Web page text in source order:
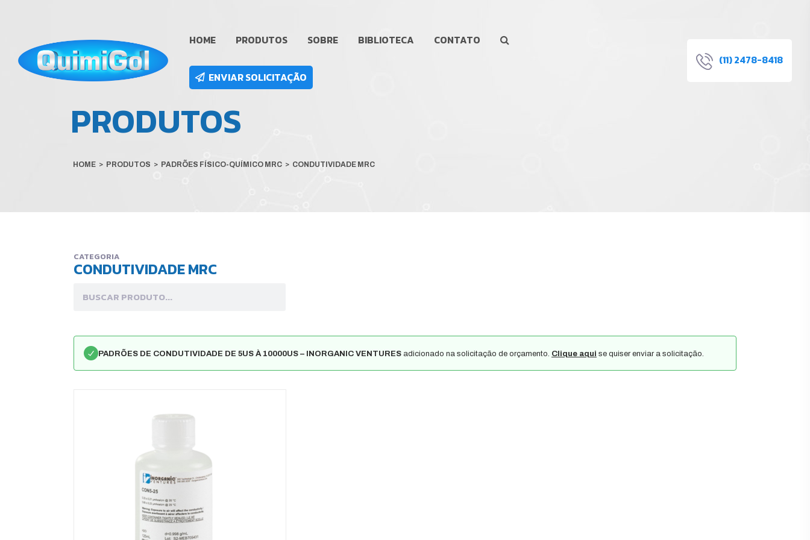
HOME PRODUTOS SOBRE BIBLIOTECA CONTATO
ENVIAR SOLICITAÇÃO
(11) 2478-8418
PRODUTOS
HOME > PRODUTOS > PADRÕES FÍSICO-QUÍMICO MRC > CONDUTIVIDADE MRC
CATEGORIA
CONDUTIVIDADE MRC
PADRÕES DE CONDUTIVIDADE DE 5US À 10000US – INORGANIC VENTURES adicionado na solicitação de orçamento. Clique aqui se quiser enviar a solicitação.